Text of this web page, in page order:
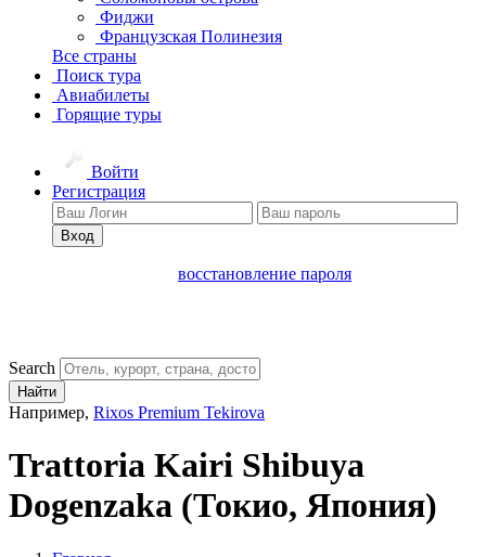
Фиджи
Французская Полинезия
Все страны
Поиск тура
Авиабилеты
Горящие туры
Войти
Регистрация
Вход
восстановление пароля
Search
Найти
Например, Rixos Premium Tekirova
Trattoria Kairi Shibuya
Dogenzaka (Токио, Япония)